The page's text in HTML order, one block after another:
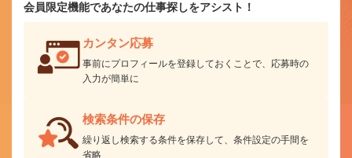
会員限定機能であなたの仕事探しをアシスト！
カンタン応募
事前にプロフィールを登録しておくことで、応募時の
入力が簡単に
検索条件の保存
繰り返し検索する条件を保存して、条件設定の手間を
省略